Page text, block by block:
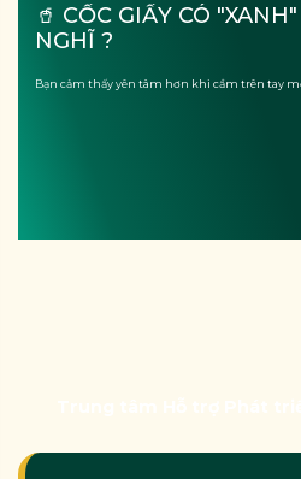
🥤 CỐC GIẤY CÓ
NGHĨ ?
Bạn cảm thấy yên tâm hơn khi cầm trên tay